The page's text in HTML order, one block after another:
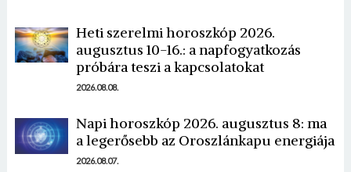
Heti szerelmi horoszkóp 2026.
augusztus 10-16.: a napfogyatkozás
próbára teszi a kapcsolatokat
2026.08.08.
Napi horoszkóp 2026. augusztus 8: ma
a legerősebb az Oroszlánkapu energiája
2026.08.07.